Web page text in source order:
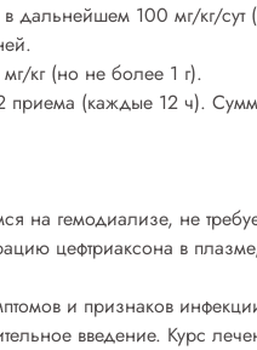
дальнейшем 100 мг/кг/
кг (но не более 1 г).
приема (каждые 12 ч).
гемодиализе, не
цефтриаксона в
и признаков
введение. Курс